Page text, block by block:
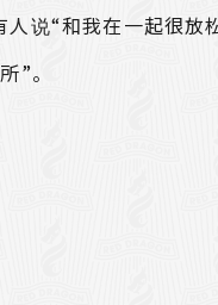
说“和我在一起很放
”。